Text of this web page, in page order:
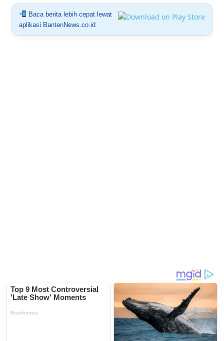
Baca berita lebih cepat lewat
aplikasi BantenNews.co.id